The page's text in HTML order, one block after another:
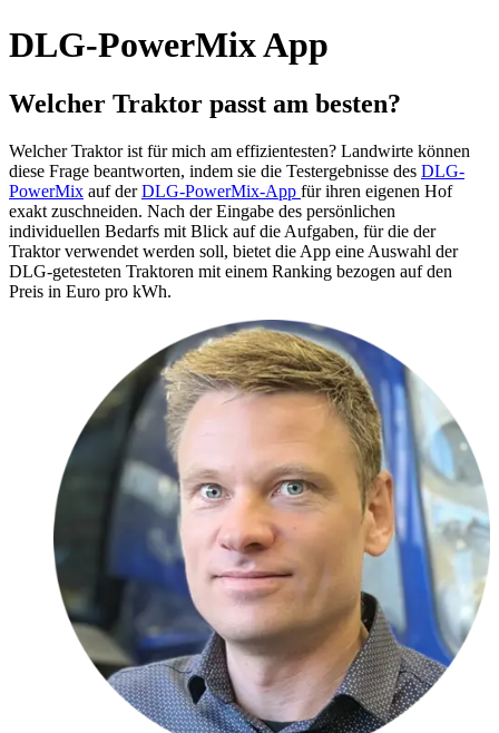
DLG-PowerMix App
Welcher Traktor passt am besten?
Welcher Traktor ist für mich am effizientesten? Landwirte können
diese Frage beantworten, indem sie die Testergebnisse des DLG-
PowerMix auf derDLG-PowerMix-App für ihren eigenen Hof
exakt zuschneiden. Nach der Eingabe des persönlichen
individuellen Bedarfs mit Blick auf die Aufgaben, für die der
Traktor verwendet werden soll, bietet die App eine Auswahl der
DLG-getesteten Traktoren mit einem Ranking bezogen auf den
Preis in Euro pro kWh.